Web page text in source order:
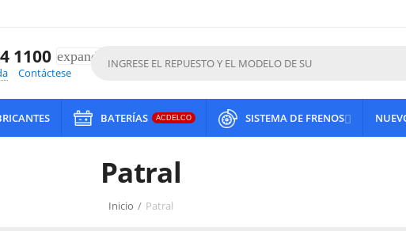
1100 expand_more
Contáctese
BATERÍAS ACDELCO SISTEMA DE FRENOS
Patral
Inicio / Patral